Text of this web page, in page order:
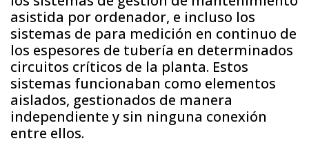
asistida por ordenador, e incluso los
sistemas de para medición en continuo de
los espesores de tubería en determinados
circuitos críticos de la planta. Estos
sistemas funcionaban como elementos
aislados, gestionados de manera
independiente y sin ninguna conexión
entre ellos.